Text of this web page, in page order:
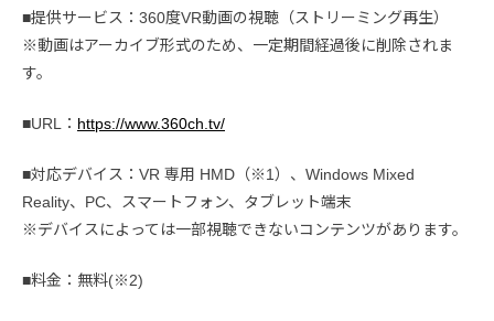
■提供サービス：360度VR動画の視聴（ストリーミング再生）
※動画はアーカイブ形式のため、一定期間経過後に削除されま
す。
■URL： https://www.360ch.tv/
■対応デバイス：VR 専用 HMD（※1）、Windows Mixed
Reality、PC、スマートフォン、タブレット端末
※デバイスによっては一部視聴できないコンテンツがあります。
■料金：無料(※2)